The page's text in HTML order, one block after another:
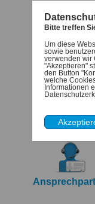
Termine
iCalendar
Bitte treffen
Um diese
sowie
verwenden wir
"Akzeptieren"
den Button
welche
Informationen